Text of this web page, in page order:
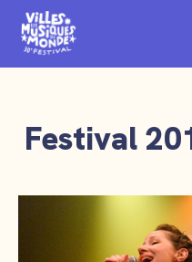
Festival